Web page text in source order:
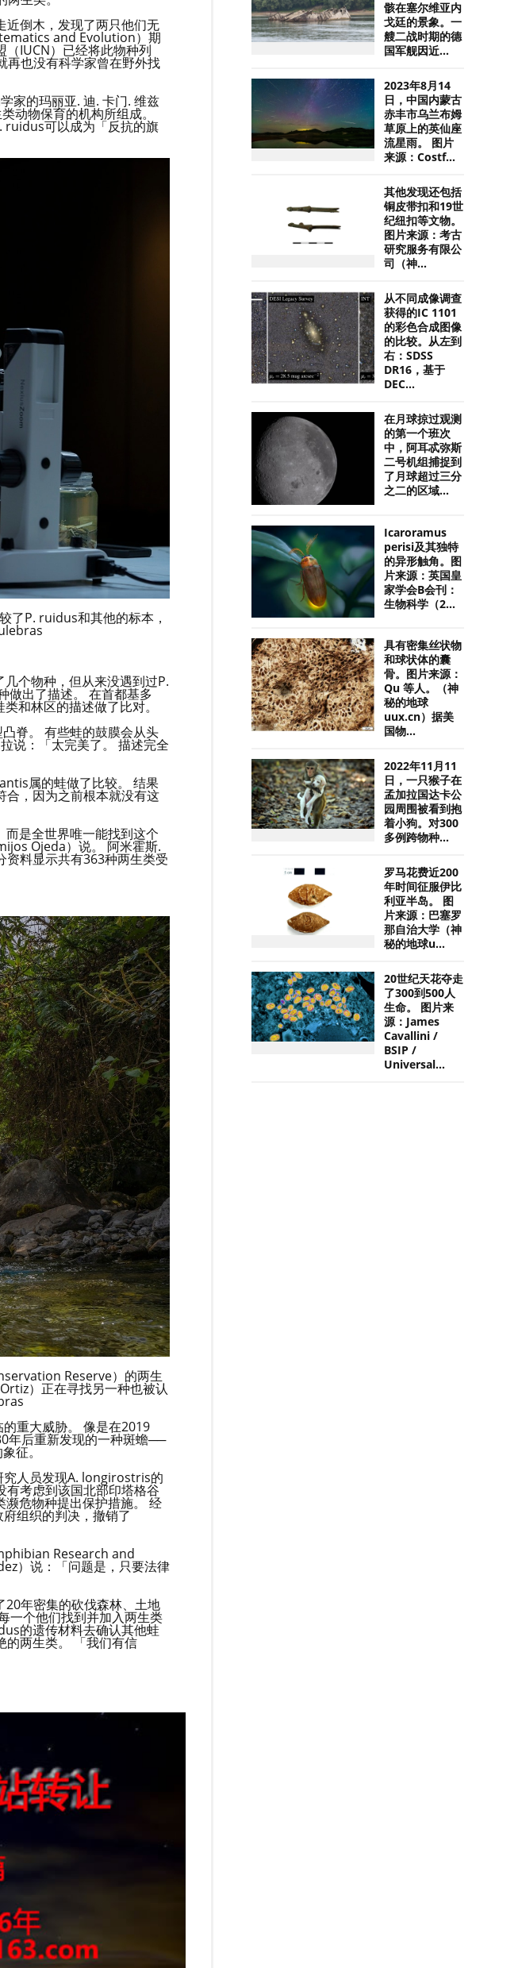
近倒木，发现了两只他们无
and Evolution）期
IUCN）已经将此物种列
再也没有科学家曾在野外找
家的玛丽亚. 迪. 卡门. 维兹
动物保育的机构所组成。
ruidus可以成为「反抗的旗
了P. ruidus和其他的标本，
个物种，但从来没遇到过P.
做出了描述。 在首都基多
和林区的描述做了比对。
脊。 有些蛙的鼓膜会从头
说：「太完美了。 描述完全
属的蛙做了比较。 结果
合，因为之前根本就没有这
是全世界唯一能找到这个
Ojeda）说。 阿米霍斯.
料显示共有363种两生类受
Reserve）的两生
）正在寻找另一种也被认
重大威胁。 像是在2019
年后重新发现的一种斑蟾──
征。
究人员发现A. longirostris的
有考虑到该国北部印塔格谷
危物种提出保护措施。 经
组织的判决，撤销了
Research and
）说：「问题是，只要法律
年密集的砍伐森林、土地
一个他们找到并加入两生类
的遗传材料去确认其他蛙
的两生类。 「我们有信
骸在塞尔维亚内
戈廷的景象。一
艘二战时期的德
国军舰因近...
2023年8月14
日，中国内蒙古
赤丰市乌兰布姆
草原上的英仙座
流星雨。 图片
来源：Costf...
其他发现还包括
铜皮带扣和19世
纪纽扣等文物。
图片来源：考古
研究服务有限公
司（神...
从不同成像调查
获得的IC 1101
的彩色合成图像
的比较。从左到
右：SDSS
DR16，基于
DEC...
在月球掠过观测
的第一个班次
中，阿耳忒弥斯
二号机组捕捉到
了月球超过三分
之二的区域...
Icaroramus
perisi及其独特
的异形触角。图
片来源：英国皇
家学会B会刊：
生物科学（2...
具有密集丝状物
和球状体的囊
骨。图片来源：
Qu 等人。（神
秘的地球
uux.cn）据美
国物...
2022年11月11
日，一只猴子在
孟加拉国达卡公
园周围被看到抱
着小狗。对300
多例跨物种...
罗马花费近200
年时间征服伊比
利亚半岛。 图
片来源：巴塞罗
那自治大学（神
秘的地球u...
20世纪天花夺走
了300到500人
生命。 图片来
源：James
Cavallini /
BSIP /
Universal...